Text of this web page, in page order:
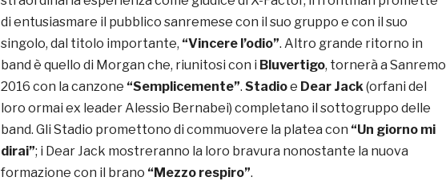
di entusiasmare il pubblico sanremese con il suo gruppo e con il suo
singolo, dal titolo importante, “Vincere l’odio”. Altro grande ritorno in
band è quello di Morgan che, riunitosi con i Bluvertigo, tornerà a Sanremo
2016 con la canzone “Semplicemente”. Stadioe Dear Jack(orfani del
loro ormai ex leader Alessio Bernabei) completano il sottogruppo delle
band. Gli Stadio promettono di commuovere la platea con “Un giorno mi
dirai”; i Dear Jack mostreranno la loro bravura nonostante la nuova
formazione con il brano “Mezzo respiro”.